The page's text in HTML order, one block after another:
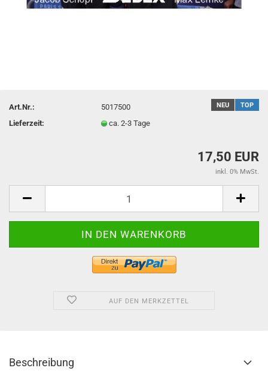
NEU TOP
Art.Nr.:
5017500
Lieferzeit:
ca. 2-3 Tage
17,50 EUR
inkl. 0% MwSt.
AUF DEN MERKZETTEL
Beschreibung